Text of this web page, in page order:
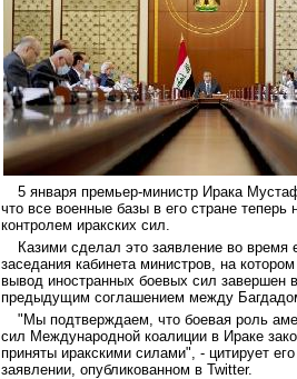
5 января премьер-министр Ирака
что все военные базы в его стране
контролем иракских сил.
Казими сделал это заявление во время
заседания кабинета министров, на
вывод иностранных боевых сил завершен
предыдущим соглашением между
"Мы подтверждаем, что боевая роль
сил Международной коалиции в Ираке
приняты иракскими силами", - цитирует
заявлении, опубликованном в Twitter.